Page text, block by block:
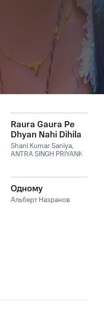
Raura Gaura Pe
Dhyan Nahi Dihila
Ji - Single
Shani Kumar Saniya,
ANTRA SINGH PRIYANKA
Одному
Альберт Назранов